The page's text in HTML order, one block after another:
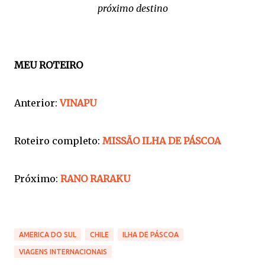
próximo destino
MEU ROTEIRO
Anterior:VINAPU
Roteiro completo: MISSÃO ILHA DE PÁSCOA
Próximo: RANO RARAKU
AMERICA DO SUL CHILE ILHA DE PÁSCOA
VIAGENS INTERNACIONAIS